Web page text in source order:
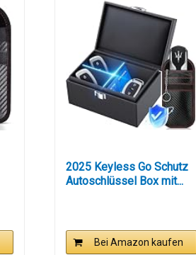
2025 Keyless Go Schutz
Autoschlüssel Box mit...
Bei Amazon kaufen